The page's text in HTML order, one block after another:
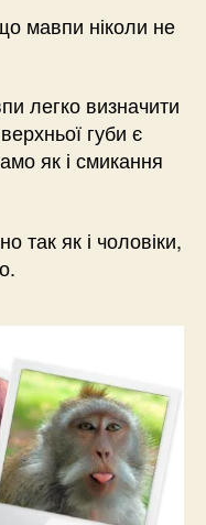
мавпи ніколи не
легко визначити
губи є
як і смикання
так як і чоловіки,